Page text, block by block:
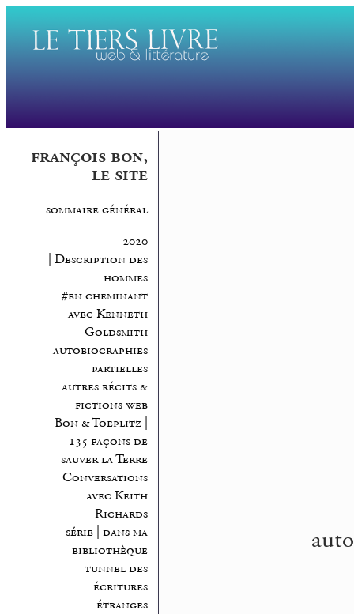
françois bon,
le site
sommaire général
2020
| Description des
hommes
#en cheminant
avec Kenneth
Goldsmith
autobiographies
partielles
autres récits &
fictions web
Bon & Toeplitz |
135 façons de
sauver la Terre
Conversations
avec Keith
Richards
série | dans ma
bibliothèque
tunnel des
écritures
étranges